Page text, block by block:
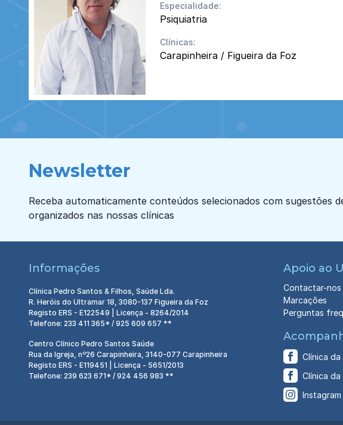
Especialidade:
Psiquiatria
Clínicas:
Carapinheira / Figueira da Foz
Newsletter
Receba automaticamente conteúdos selecionados com sugestões
organizados nas nossas clínicas
Informações
Clínica Pedro Santos & Filhos, Saúde Lda.
R. Heróis do Ultramar 18, 3080-137 Figueira da Foz
Registo ERS - E122549 | Licença - 8264/2014
Telefone: 233 411 365* / 925 609 657 **
Centro Clínico Pedro Santos Saúde
Rua da Igreja, nº26 Carapinheira, 3140-077 Carapinheira
Registo ERS - E119451 | Licença - 5651/2013
Telefone: 239 623 671* / 924 456 983 **
Apoio ao
Contactar-nos
Marcações
Perguntas
Clínica da
Clínica da
Instagram